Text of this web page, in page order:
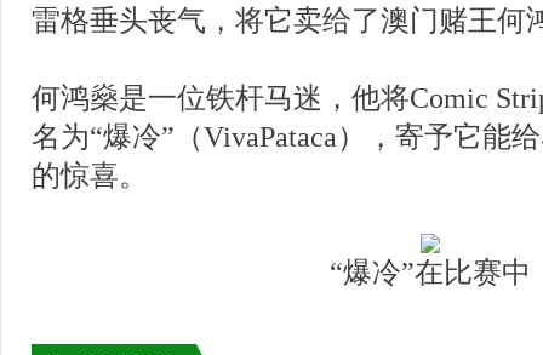
雷格垂头丧气，将它卖给了澳门赌王何
何鸿燊是一位铁杆马迷，他将Comic
名为“爆冷”（VivaPataca），寄予它能
的惊喜。
“爆冷”在比赛中